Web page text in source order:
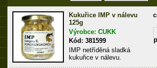
Kukuřice IMP v nálevu
125g
Výrobce: CUKK
Kód: 381599
IMP netříděná sladká
kukuřice v nálevu.